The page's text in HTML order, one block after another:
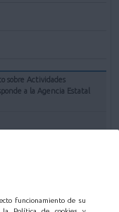
funcionamiento de su
sobre Actividades
a la Agencia Estatal